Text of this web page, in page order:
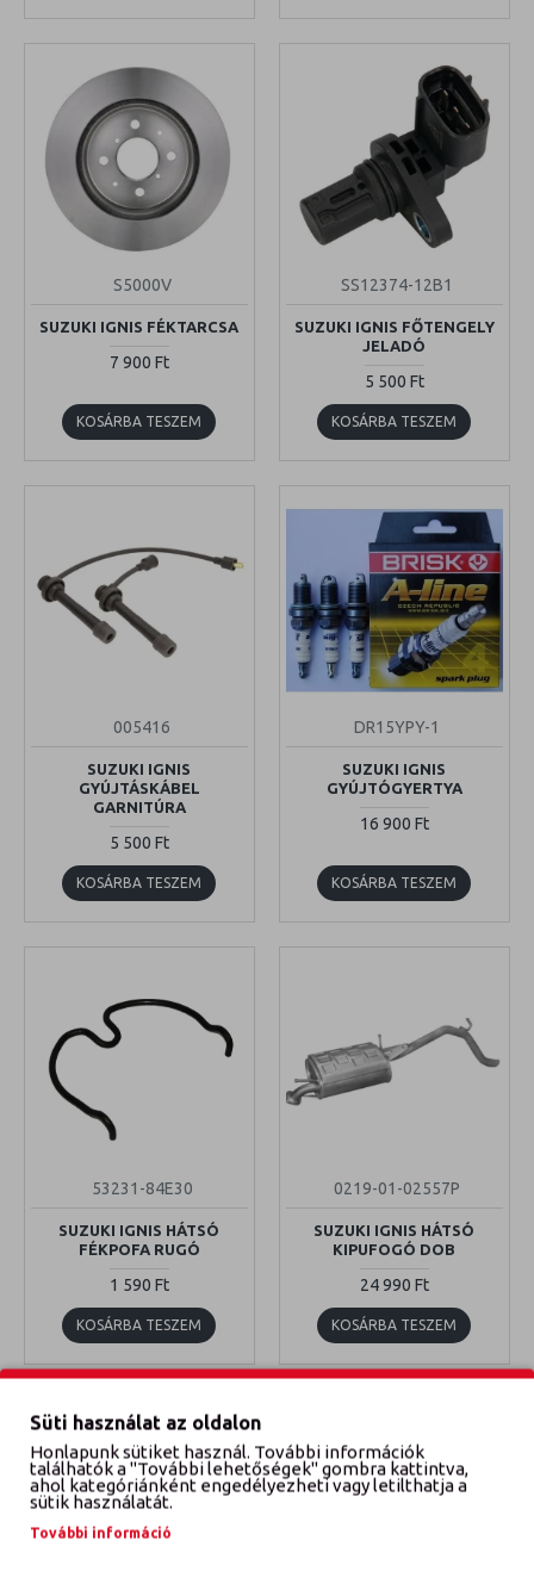
S5000V
SUZUKI IGNIS FÉKTARCSA
7 900 Ft
KOSÁRBA TESZEM
SS12374-12B1
SUZUKI IGNIS FŐTENGELY
JELADÓ
5 500 Ft
KOSÁRBA TESZEM
005416
SUZUKI IGNIS
GYÚJTÁSKÁBEL
GARNITÚRA
5 500 Ft
KOSÁRBA TESZEM
DR15YPY-1
SUZUKI IGNIS
GYÚJTÓGYERTYA
16 900 Ft
KOSÁRBA TESZEM
53231-84E30
SUZUKI IGNIS HÁTSÓ
FÉKPOFA RUGÓ
1 590 Ft
KOSÁRBA TESZEM
0219-01-02557P
SUZUKI IGNIS HÁTSÓ
KIPUFOGÓ DOB
24 990 Ft
KOSÁRBA TESZEM
Süti használat az oldalon
Honlapunk sütiket használ. További információk
találhatók a "További lehetőségek" gombra kattintva,
ahol kategóriánként engedélyezheti vagy letilthatja a
sütik használatát.
További információ